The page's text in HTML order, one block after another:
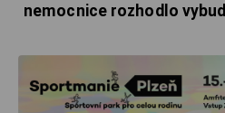
nemocnice rozhodlo